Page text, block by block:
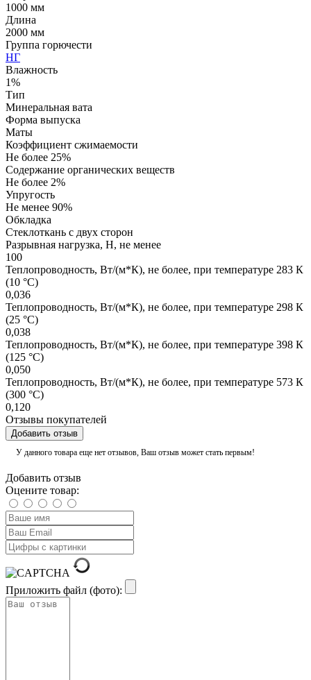
1000 мм
Длина
2000 мм
Группа горючести
НГ
Влажность
1%
Тип
Минеральная вата
Форма выпуска
Маты
Коэффициент сжимаемости
Не более 25%
Содержание органических веществ
Не более 2%
Упругость
Не менее 90%
Обкладка
Стеклоткань с двух сторон
Разрывная нагрузка, Н, не менее
100
Теплопроводность, Вт/(м*К), не более, при температуре 283 К
(10 °С)
0,036
Теплопроводность, Вт/(м*К), не более, при температуре 298 К
(25 °С)
0,038
Теплопроводность, Вт/(м*К), не более, при температуре 398 К
(125 °С)
0,050
Теплопроводность, Вт/(м*К), не более, при температуре 573 К
(300 °С)
0,120
Отзывы покупателей
Добавить отзыв
У данного товара еще нет отзывов, Ваш отзыв может стать первым!
Добавить отзыв
Оцените товар:
Приложить файл (фото):